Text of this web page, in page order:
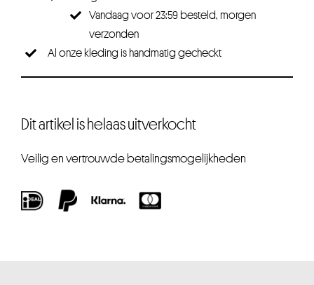
Vandaag voor 23:59 besteld, morgen
verzonden
Al onze kleding is handmatig gecheckt
Dit artikel is helaas uitverkocht
Veilig en vertrouwde betalingsmogelijkheden